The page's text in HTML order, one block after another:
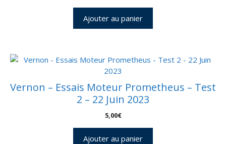
Ajouter au panier
Vernon – Essais Moteur Prometheus – Test
2 – 22 Juin 2023
5,00€
Ajouter au panier